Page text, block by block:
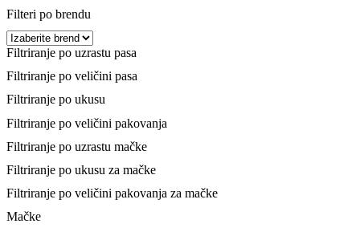
Filteri po brendu
Filtriranje po uzrastu pasa
Filtriranje po veličini pasa
Filtriranje po ukusu
Filtriranje po veličini pakovanja
Filtriranje po uzrastu mačke
Filtriranje po ukusu za mačke
Filtriranje po veličini pakovanja za mačke
Mačke